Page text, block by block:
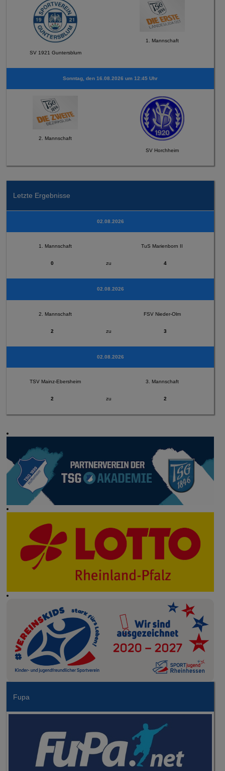
SV 1921 Guntersblum
1. Mannschaft
Sonntag, den 16.08.2026 um 12:45 Uhr
2. Mannschaft
SV Horchheim
Letzte Ergebnisse
02.08.2026
1. Mannschaft TuS Marienborn II
0 zu 4
02.08.2026
2. Mannschaft FSV Nieder-Olm
2 zu 3
02.08.2026
TSV Mainz-Ebersheim 3. Mannschaft
2 zu 2
Fupa